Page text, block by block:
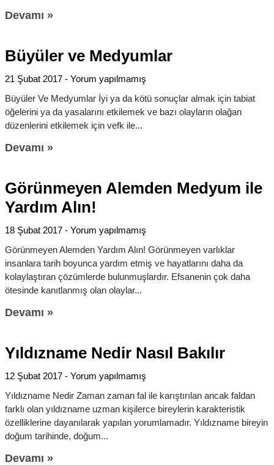
Devamı »
Büyüler ve Medyumlar
21 Şubat 2017
Yorum yapılmamış
Büyüler Ve Medyumlar İyi ya da kötü sonuçlar almak için tabiat
öğelerini ya da yasalarını etkilemek ve bazı olayların olağan
düzenlerini etkilemek için vefk ile
Devamı »
Görünmeyen Alemden Medyum ile
Yardım Alın!
18 Şubat 2017
Yorum yapılmamış
Görünmeyen Alemden Yardım Alın! Görünmeyen varlıklar
insanlara tarih boyunca yardım etmiş ve hayatlarını daha da
kolaylaştıran çözümlerde bulunmuşlardır. Efsanenin çok daha
ötesinde kanıtlanmış olan olaylar
Devamı »
Yıldızname Nedir Nasıl Bakılır
12 Şubat 2017
Yorum yapılmamış
Yıldızname Nedir Zaman zaman fal ile karıştırılan ancak faldan
farklı olan yıldızname uzman kişilerce bireylerin karakteristik
özelliklerine dayanılarak yapılan yorumlamadır. Yıldızname bireyin
doğum tarihinde, doğum
Devamı »